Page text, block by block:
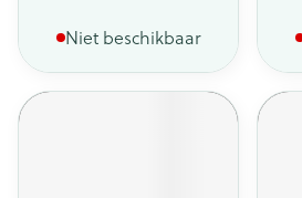
Niet beschikbaar